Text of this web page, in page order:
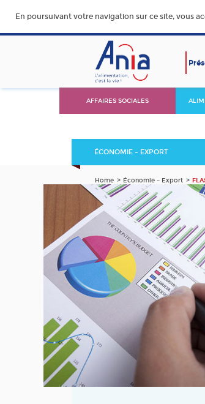
En poursuivant votre navigation sur ce site, vous
AFFAIRES SOCIALES
ÉCONOMIE – EXPORT
Home Économie – Export